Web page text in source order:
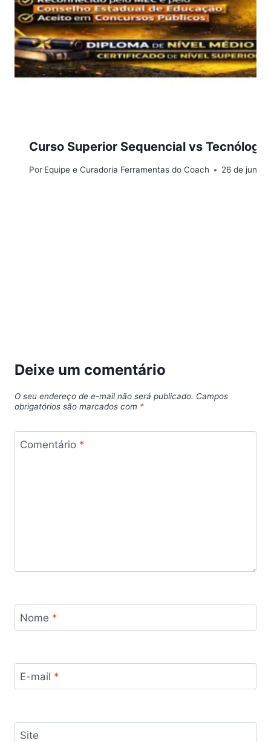
Curso Superior Sequencial vs
Por Equipe e Curadoria Ferramentas do Coach 26 de junho
Deixe um comentário
O seu endereço de e-mail não será publicado. Campos
obrigatórios são marcados com *
Comentário *
Nome *
E-mail *
Site